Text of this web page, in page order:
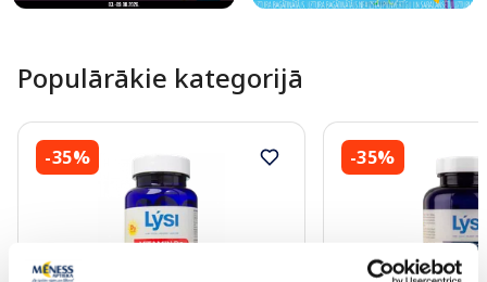
Populārākie kategorijā
-35% -35%